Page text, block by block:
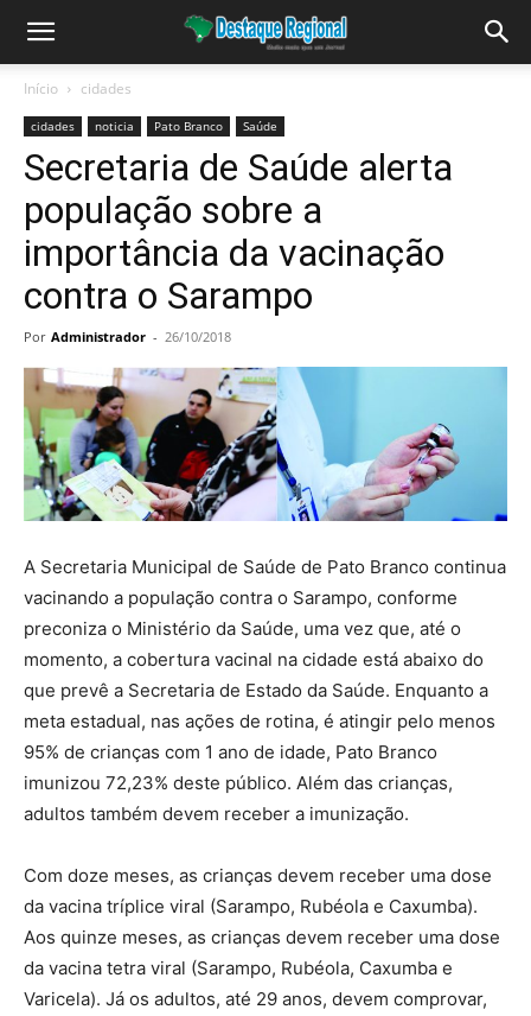
Início cidades
cidades noticia Pato Branco Saúde
Secretaria de Saúde alerta
população sobre a
importância da vacinação
contra o Sarampo
Por Administrador - 26/10/2018
A Secretaria Municipal de Saúde de Pato Branco continua
vacinando a população contra o Sarampo, conforme
preconiza o Ministério da Saúde, uma vez que, até o
momento, a cobertura vacinal na cidade está abaixo do
que prevê a Secretaria de Estado da Saúde. Enquanto a
meta estadual, nas ações de rotina, é atingir pelo menos
95% de crianças com 1 ano de idade, Pato Branco
imunizou 72,23% deste público. Além das crianças,
adultos também devem receber a imunização.
Com doze meses, as crianças devem receber uma dose
da vacina tríplice viral (Sarampo, Rubéola e Caxumba).
Aos quinze meses, as crianças devem receber uma dose
da vacina tetra viral (Sarampo, Rubéola, Caxumba e
Varicela). Já os adultos, até 29 anos, devem comprovar,